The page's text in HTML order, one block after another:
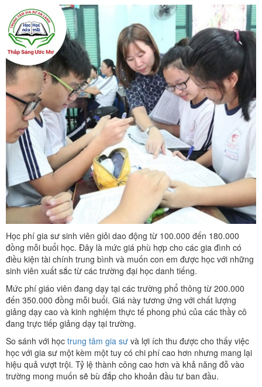
Học phí gia sư sinh viên giỏi dao động từ 100.000 đến 180.000
đồng mỗi buổi học. Đây là mức giá phù hợp cho các gia đình có
điều kiện tài chính trung bình và muốn con em được học với những
sinh viên xuất sắc từ các trường đại học danh tiếng.
Mức phí giáo viên đang dạy tại các trường phổ thông từ 200.000
đến 350.000 đồng mỗi buổi. Giá này tương ứng với chất lượng
giảng dạy cao và kinh nghiệm thực tế phong phú của các thầy cô
đang trực tiếp giảng dạy tại trường.
So sánh với học trung tâm gia sư và lợi ích thu được cho thấy việc
học với gia sư một kèm một tuy có chi phí cao hơn nhưng mang lại
hiệu quả vượt trội. Tỷ lệ thành công cao hơn và khả năng đỗ vào
trường mong muốn sẽ bù đắp cho khoản đầu tư ban đầu.